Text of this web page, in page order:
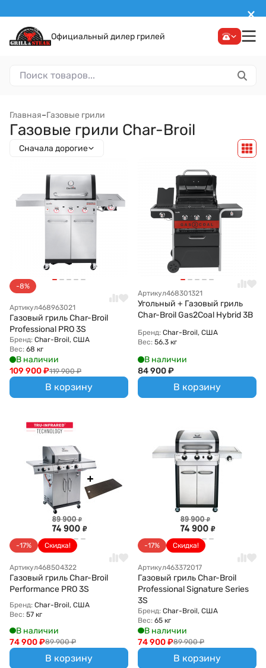
Официальный дилер грилей
Главная–Газовые грили
Газовые грили Char-Broil
Сначала дорогие
-8%
Артикул468963021
Газовый гриль Char-Broil
Professional PRO 3S
Бренд: Char-Broil, США
Вес: 68 кг
В наличии
119 900 ₽
109 900₽
В корзину
Артикул468301321
Угольный + Газовый гриль
Char-Broil Gas2Coal Hybrid 3B
Бренд: Char-Broil, США
Вес: 56.3 кг
В наличии
84 900₽
В корзину
-17% Скидка!
Артикул468504322
Газовый гриль Char-Broil
Performance PRO 3S
Бренд: Char-Broil, США
Вес: 57 кг
В наличии
89 900 ₽
74 900₽
В корзину
-17% Скидка!
Артикул463372017
Газовый гриль Char-Broil
Professional Signature Series
3S
Бренд: Char-Broil, США
Вес: 65 кг
В наличии
89 900 ₽
74 900₽
В корзину